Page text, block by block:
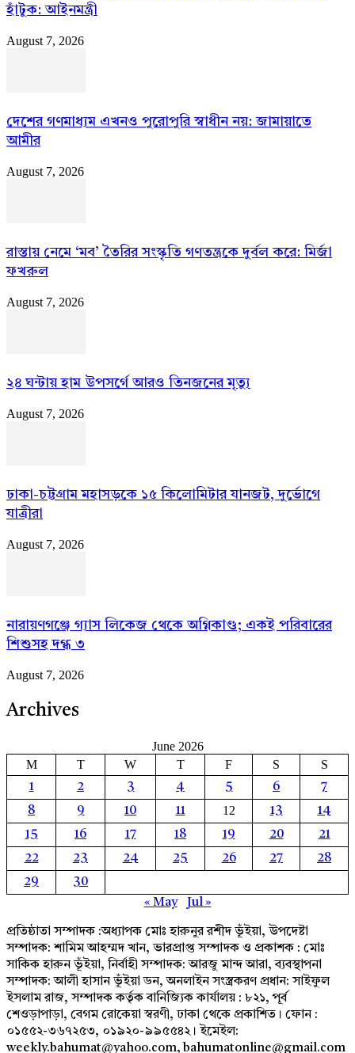
হাঁটুক: আইনমন্ত্রী
August 7, 2026
দেশের গণমাধ্যম এখনও পুরোপুরি স্বাধীন নয়: জামায়াতে
আমীর
August 7, 2026
রাস্তায় নেমে ‘মব’ তৈরির সংস্কৃতি গণতন্ত্রকে দুর্বল করে: মির্জা
ফখরুল
August 7, 2026
২৪ ঘন্টায় হাম উপসর্গে আরও তিনজনের মৃত্যু
August 7, 2026
ঢাকা-চট্টগ্রাম মহাসড়কে ১৫ কিলোমিটার যানজট, দুর্ভোগে
যাত্রীরা
August 7, 2026
নারায়ণগঞ্জে গ্যাস লিকেজ থেকে অগ্নিকাণ্ড; একই পরিবারের
শিশুসহ দগ্ধ ৩
August 7, 2026
Archives
June 2026
M
T W T F S S
1 2 3 4 5 6
7
8
9 10 11 12 13
14
15
16 17 18 19 20
21
22
23 24 25 26 27
28
29
30
« May
Jul »
প্রতিষ্ঠাতা সম্পাদক :অধ্যাপক মোঃ হারুনুর রশীদ ভূঁইয়া, উপদেষ্টা
সম্পাদক: শামিম আহম্মদ খান, ভারপ্রাপ্ত সম্পাদক ও প্রকাশক : মোঃ
সাকিক হারুন ভূঁইয়া, নির্বাহী সম্পাদক: আরজু মান্দ আরা, ব্যবস্থাপনা
সম্পাদক: আলী হাসান ভূঁইয়া ডন, অনলাইন সংস্ত্রকরণ প্রধান: সাইফুল
ইসলাম রাজ, সম্পাদক কর্তৃক বানিজ্যিক কার্যালয় : ৮২১, পূর্ব
শেওড়াপাড়া, বেগম রোকেয়া স্বরণী, ঢাকা থেকে প্রকাশিত। ফোন :
০১৫৫২-৩৬৭২৫৩, ০১৯২০-৯৯৫৫৪২। ইমেইল:
weekly.bahumat@yahoo.com, bahumatonline@gmail.com